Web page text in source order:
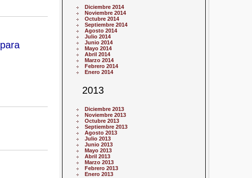
Diciembre 2014
Noviembre 2014
Octubre 2014
Septiembre 2014
Agosto 2014
Julio 2014
Junio 2014
Mayo 2014
Abril 2014
Marzo 2014
Febrero 2014
Enero 2014
2013
Diciembre 2013
Noviembre 2013
Octubre 2013
Septiembre 2013
Agosto 2013
Julio 2013
Junio 2013
Mayo 2013
Abril 2013
Marzo 2013
Febrero 2013
Enero 2013